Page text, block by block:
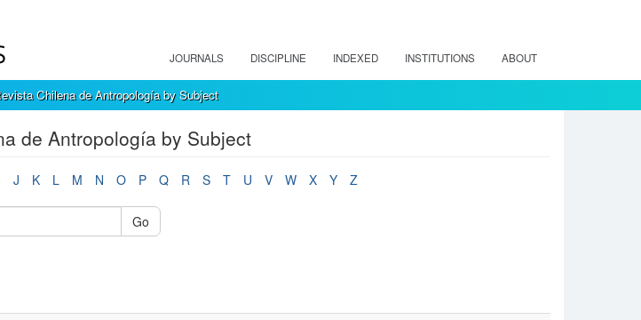
JOURNALS DISCIPLINE INDEXED INSTITUTIONS ABOUT
Chilena de Antropología by Subject
de Antropología by Subject
J K L M N O P Q R S T U V W X Y Z
Go